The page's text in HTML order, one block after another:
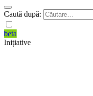
Caută după:
beta
Inițiative